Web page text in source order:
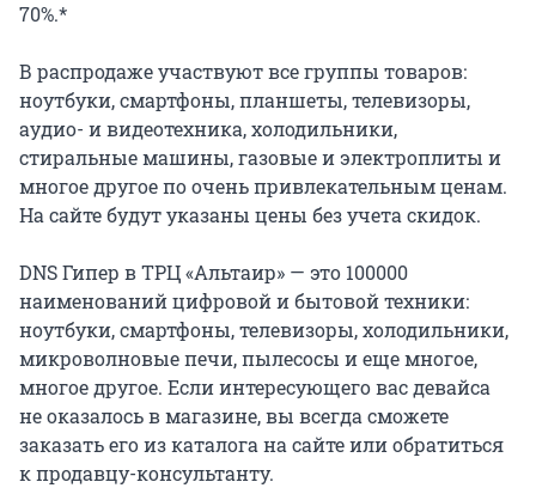
70%.*
В распродаже участвуют все группы товаров:
ноутбуки, смартфоны, планшеты, телевизоры,
аудио- и видеотехника, холодильники,
стиральные машины, газовые и электроплиты и
многое другое по очень привлекательным ценам.
На сайте будут указаны цены без учета скидок.
DNS Гипер в ТРЦ «Альтаир» — это 100000
наименований цифровой и бытовой техники:
ноутбуки, смартфоны, телевизоры, холодильники,
микроволновые печи, пылесосы и еще многое,
многое другое. Если интересующего вас девайса
не оказалось в магазине, вы всегда сможете
заказать его из каталога на сайте или обратиться
к продавцу-консультанту.